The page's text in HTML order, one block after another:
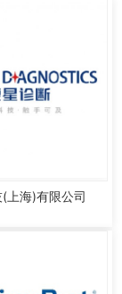
上海)有限公司